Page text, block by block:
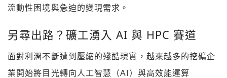
流動性困境與急迫的變現需求。
另尋出路？礦工湧入 AI 與 HPC 賽道
面對利潤不斷遭到壓縮的殘酷現實，越來越多的挖礦企
業開始將目光轉向人工智慧（AI）與高效能運算